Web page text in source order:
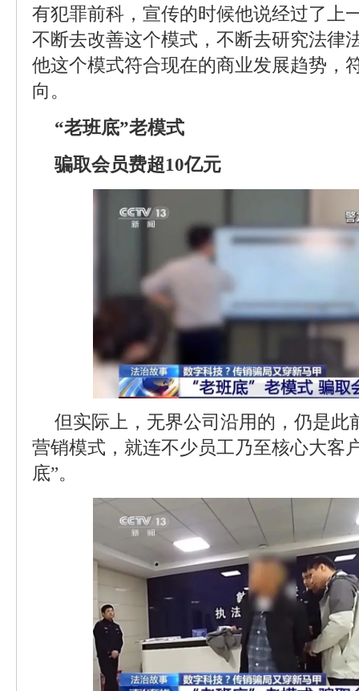
有犯罪前科，宣传的时候他说经过了上
不断去改善这个模式，不断去研究法律
他这个模式符合现在的商业发展趋势，
向。
“老班底”老模式
骗取会员费超10亿元
但实际上，无界公司沿用的，仍是此
营销模式，就连不少员工乃至核心大客
底”。